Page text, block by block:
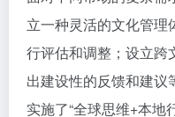
立一种灵活的文化管
行评估和调整；设立跨
出建设性的反馈和建议
实施了“全球思维+本地